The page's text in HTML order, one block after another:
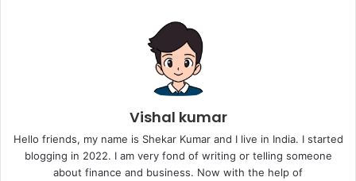
Vishal kumar
Hello friends, my name is Shekar Kumar and I live in India. I started
blogging in 2022. I am very fond of writing or telling someone
about finance and business. Now with the help of